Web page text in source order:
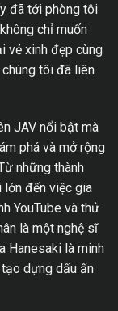
đã tới phòng tôi
chỉ muốn
vẻ xinh đẹp cùng
tôi đã liên
JAV nổi bật mà
phá và mở rộng
những thành
lớn đến việc gia
YouTube và thử
là một nghệ sĩ
Hanesaki là minh
dựng dấu ấn